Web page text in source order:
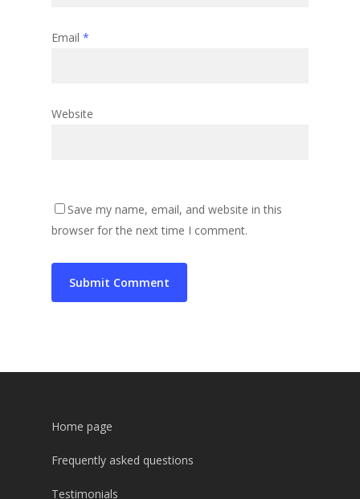
Email *
Website
Save my name, email, and website in this
browser for the next time I comment.
Home page
Frequently asked questions
Testimonials